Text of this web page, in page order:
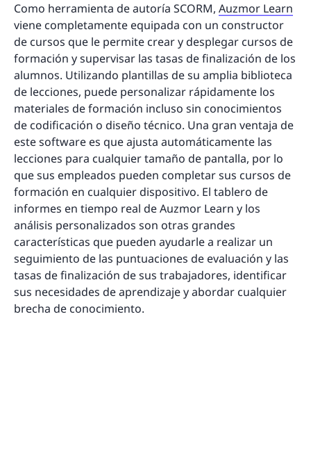
Como herramienta de autoría SCORM, Auzmor Learn
viene completamente equipada con un constructor
de cursos que le permite crear y desplegar cursos de
formación y supervisar las tasas de finalización de los
alumnos. Utilizando plantillas de su amplia biblioteca
de lecciones, puede personalizar rápidamente los
materiales de formación incluso sin conocimientos
de codificación o diseño técnico. Una gran ventaja de
este software es que ajusta automáticamente las
lecciones para cualquier tamaño de pantalla, por lo
que sus empleados pueden completar sus cursos de
formación en cualquier dispositivo. El tablero de
informes en tiempo real de Auzmor Learn y los
análisis personalizados son otras grandes
características que pueden ayudarle a realizar un
seguimiento de las puntuaciones de evaluación y las
tasas de finalización de sus trabajadores, identificar
sus necesidades de aprendizaje y abordar cualquier
brecha de conocimiento.